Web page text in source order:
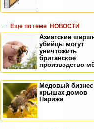
Еще по теме НОВОСТИ
Азиатские
убийцы могут
уничтожить
британское
производство
Медовый бизнес
крышах домов
Парижа